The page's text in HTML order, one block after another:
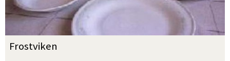
Frostviken